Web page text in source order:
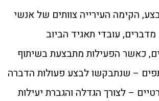
הקימה העירייה צוותים של אנשי
עובדי תאגיד הביוב
כאשר הפעילות מתבצעת בשיתוף
– שנתבקשו לבצע פעולות הדברה
– לצורך הגדלה והגברת יעילות